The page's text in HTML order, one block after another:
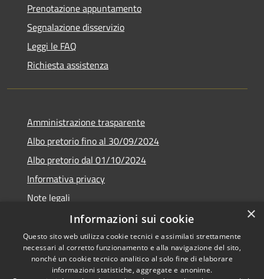
Prenotazione appuntamento
Segnalazione disservizio
Leggi le FAQ
Richiesta assistenza
Amministrazione trasparente
Albo pretorio fino al 30/09/2024
Albo pretorio dal 01/10/2024
Informativa privacy
Note legali
Dichiarazione di accessibilità
RSS Copyright © 2026 • Comune di
×
Informazioni sui cookie
Questo sito web utilizza cookie tecnici e assimilati strettamente
necessari al corretto funzionamento e alla navigazione del sito,
nonché un cookie tecnico analitico al solo fine di elaborare
informazioni statistiche, aggregate e anonime.